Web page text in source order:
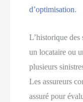
d’optimisation.
L’historique
un locataire ou
plusieurs
Les assureurs
assuré pour